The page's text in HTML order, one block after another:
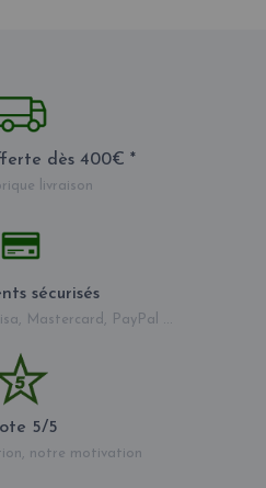
dès 400€ *
livraison
sécurisés
Mastercard, PayPal ...
5/5
notre motivation